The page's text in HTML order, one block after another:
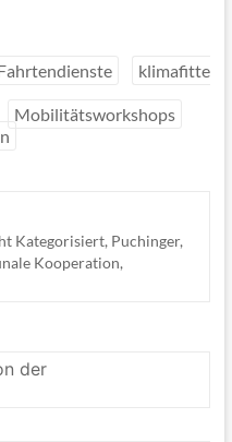
klimafitte
Mobilitätsworkshops
Kategorisiert, Puchinger,
Kooperation,
der